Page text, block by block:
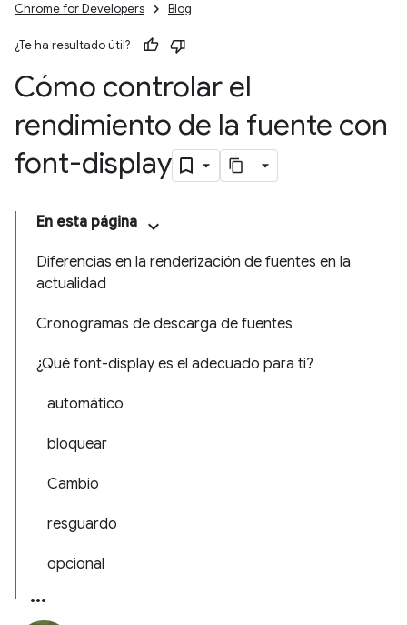
Chrome for Developers Blog
¿Te ha resultado útil?
Cómo controlar el
rendimiento de la fuente con
font-display
En esta página
Diferencias en la renderización de fuentes en la
actualidad
Cronogramas de descarga de fuentes
¿Qué font-display es el adecuado para ti?
automático
bloquear
Cambio
resguardo
opcional